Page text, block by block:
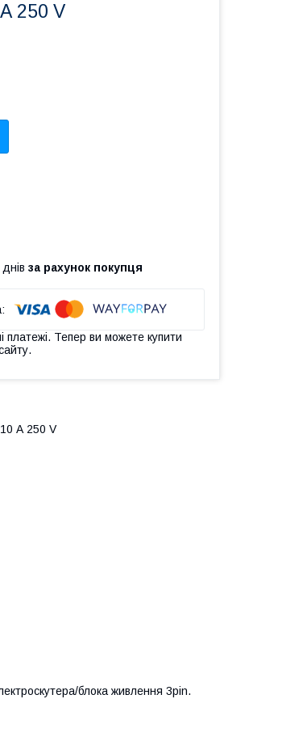
250 V
за рахунок покупця
платежі. Тепер ви можете купити
А 250 V
блока живлення 3pin.